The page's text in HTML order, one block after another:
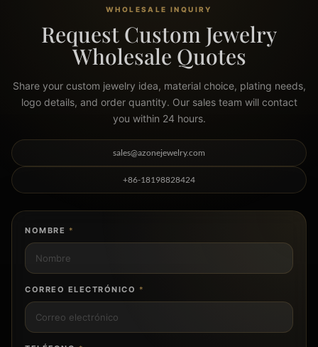
WHOLESALE INQUIRY
Request Custom Jewelry
Wholesale Quotes
Share your custom jewelry idea, material choice, plating needs,
logo details, and order quantity. Our sales team will contact
you within 24 hours.
sales@azonejewelry.com
+86-18198828424
NOMBRE
CORREO ELECTRÓNICO